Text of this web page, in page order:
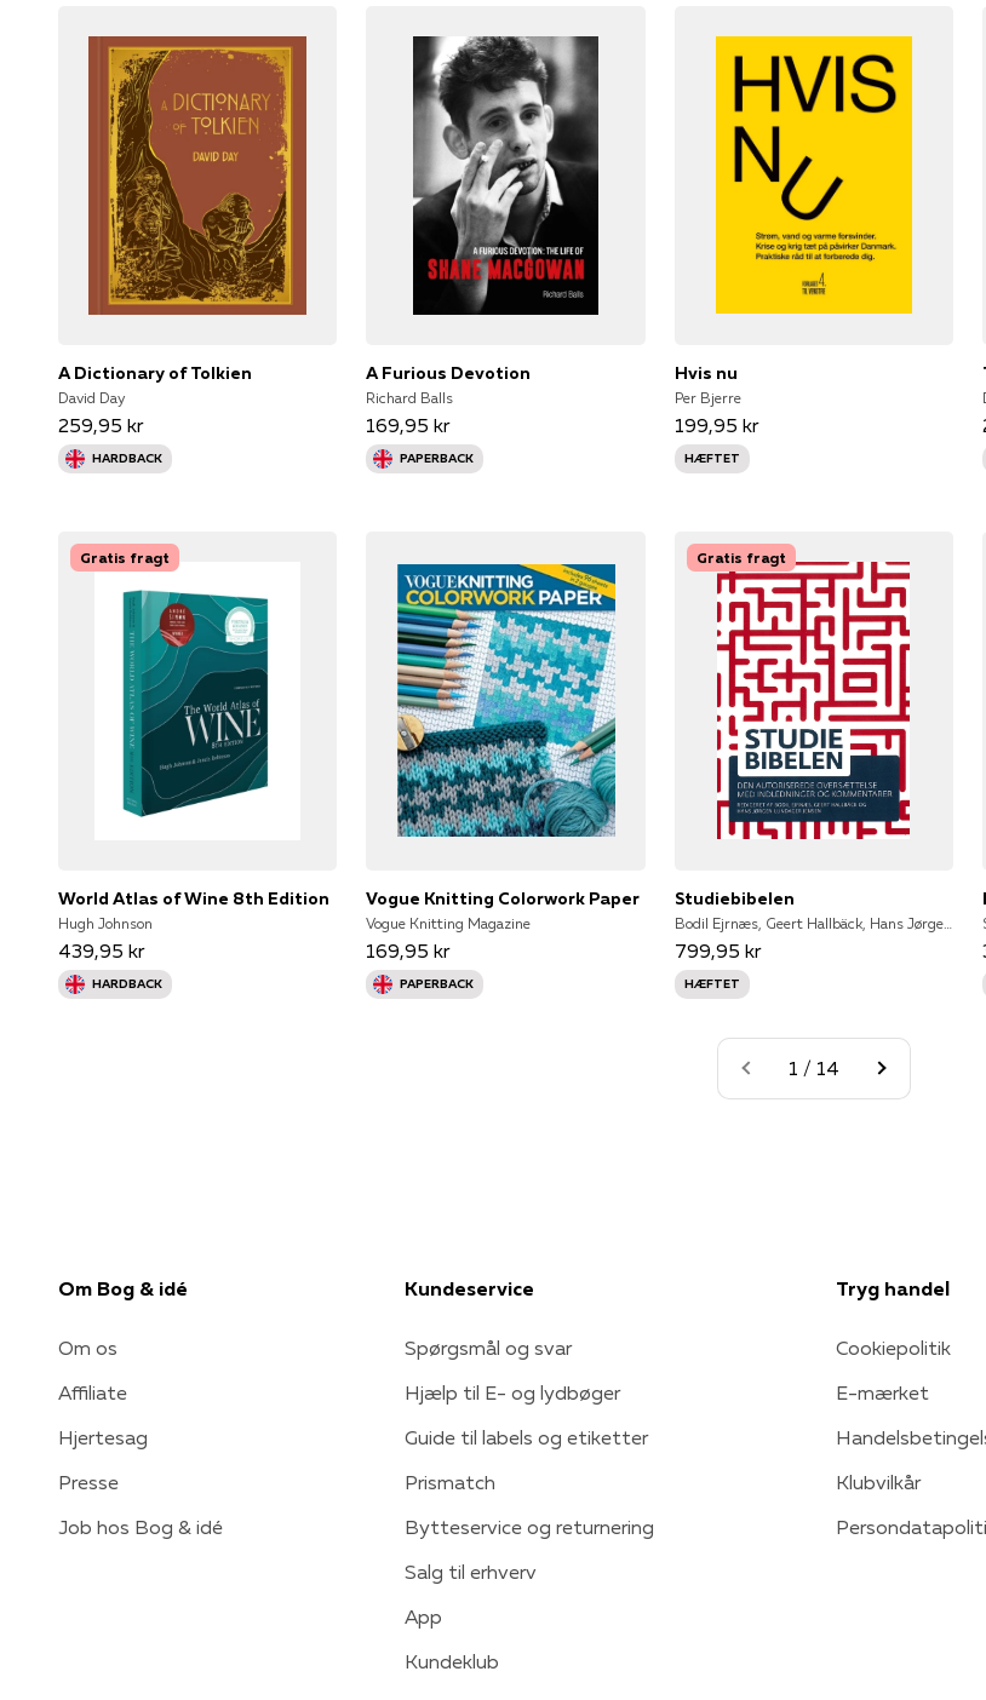
A Dictionary of Tolkien
David Day
259,95 kr
HARDBACK
A Furious Devotion
Richard Balls
169,95 kr
PAPERBACK
Hvis nu
Per Bjerre
199,95 kr
HÆFTET
Gratis fragt
World Atlas of Wine 8th Edition
Hugh Johnson
439,95 kr
HARDBACK
Vogue Knitting Colorwork Paper
Vogue Knitting Magazine
169,95 kr
PAPERBACK
Gratis fragt
Studiebibelen
Bodil Ejrnæs, Geert Hallbäck, Hans Jørgen Lundager Jensen (red.)
799,95 kr
HÆFTET
1 / 14
Om Bog & idé
Om os
Affiliate
Hjertesag
Presse
Job hos Bog & idé
Kundeservice
Spørgsmål og svar
Hjælp til E- og lydbøger
Guide til labels og etiketter
Prismatch
Bytteservice og returnering
Salg til erhverv
App
Kundeklub
Tryg handel
Cookiepolitik
E-mærket
Klubvilkår